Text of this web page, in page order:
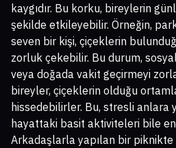
kaygıdır. Bu korku, bireylerin
şekilde etkileyebilir. Örneğin,
seven bir kişi, çiçeklerin
zorluk çekebilir. Bu durum,
veya doğada vakit geçirmeyi
bireyler, çiçeklerin olduğu
hissedebilirler. Bu, stresli anlara
hayattaki basit aktiviteleri bile
Arkadaşlarla yapılan bir